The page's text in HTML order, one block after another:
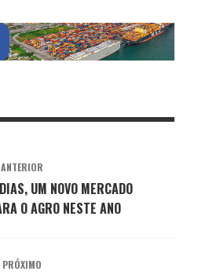
ANTERIOR
UM NOVO MERCADO
O AGRO NESTE ANO
PRÓXIMO